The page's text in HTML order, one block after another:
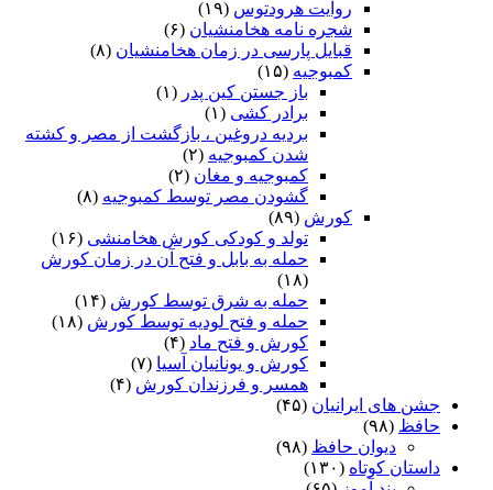
که ایدر همه کارها بى‏نواست‏
ورا گفت بالش نگه کن یکى
که تا برنشینم برو اندکى‏
بدو گفت ایدر نه جاى نکوست
همانا ترا شیر مرغ آرزوست‏
پس انگاه گفتش که شیر آر گرم
چنان چون بیابى یکى نان نرم‏
چنین داد پاسخ که ایدون گمان
که خوردى و گشتى ازو شادمان‏
اگر نان بدى در تنم جان بدى
اگر چند جانم به از نان بدى‏
بدو گفت گر نیستت گوسفند
روایت هرودتوس (۱۹)
شجره نامه هخامنشیان (۶)
قبایل پارسی در زمان هخامنشیان (۸)
کمبوجیه (۱۵)
باز جستن کین پدر (۱)
برادر کشی (۱)
بردیه دروغین ، بازگشت از مصر و کشته
شدن کمبوجیه (۲)
کمبوجیه و مغان (۲)
گشودن مصر توسط کمبوجیه (۸)
کورش (۸۹)
تولد و کودکی کورش هخامنشی (۱۶)
حمله به بابل و فتح آن در زمان کورش
(۱۸)
حمله به شرق توسط کورش (۱۴)
حمله و فتح لودیه توسط کورش (۱۸)
کورش و فتح ماد (۴)
کورش و یونانیان آسیا (۷)
همسر و فرزندان کورش (۴)
جشن های ایرانیان (۴۵)
حافظ (۹۸)
دیوان حافظ (۹۸)
داستان کوتاه (۱۳۰)